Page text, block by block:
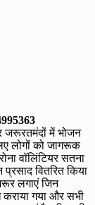
जरूरतमंदों में भोजन
लोगों को जागरूक
वॉलिंटियर सतना
वितरित किया
लगाएं जिन
गया और सभी